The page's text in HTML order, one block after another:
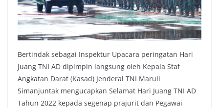
Bertindak sebagai Inspektur Upacara peringatan Hari
Juang TNI AD dipimpin langsung oleh Kepala Staf
Angkatan Darat (Kasad) Jenderal TNI Maruli
Simanjuntak mengucapkan Selamat Hari Juang TNI AD
Tahun 2022 kepada segenap prajurit dan Pegawai